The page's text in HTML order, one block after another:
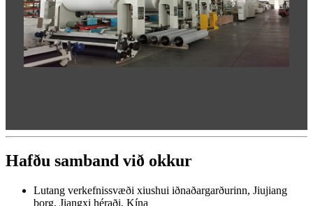
Hafðu samband við okkur
Lutang verkefnissvæði xiushui iðnaðargarðurinn, Jiujiang
borg, Jiangxi héraði, Kína